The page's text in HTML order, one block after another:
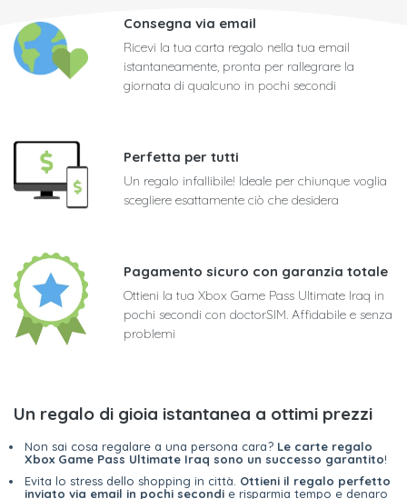
Consegna via email
Ricevi la tua carta regalo nella tua email
istantaneamente, pronta per rallegrare la
giornata di qualcuno in pochi secondi
Perfetta per tutti
Un regalo infallibile! Ideale per chiunque voglia
scegliere esattamente ciò che desidera
Pagamento sicuro con garanzia totale
Ottieni la tua Xbox Game Pass Ultimate Iraq in
pochi secondi con doctorSIM. Affidabile e senza
problemi
Un regalo di gioia istantanea a ottimi prezzi
Non sai cosa regalare a una persona cara? Le carte regalo
Xbox Game Pass Ultimate Iraq sono un successo garantito!
Evita lo stress dello shopping in città. Ottieni il regalo perfetto
inviato via email in pochi secondi e risparmia tempo e denaro